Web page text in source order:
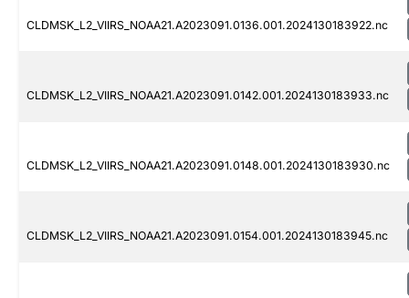
CLDMSK_L2_VIIRS_NOAA21.A2023091.0136.001.2024130183922.nc
CLDMSK_L2_VIIRS_NOAA21.A2023091.0142.001.2024130183933.nc
CLDMSK_L2_VIIRS_NOAA21.A2023091.0148.001.2024130183930.nc
CLDMSK_L2_VIIRS_NOAA21.A2023091.0154.001.2024130183945.nc